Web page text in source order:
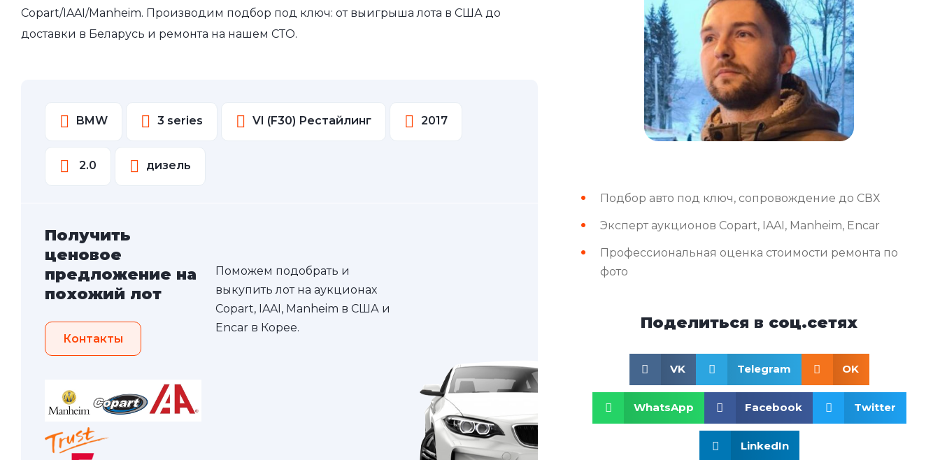
Copart/IAAI/Manheim. Производим подбор под ключ: от выигрыша лота в США до
доставки в Беларусь и ремонта на нашем СТО.
BMW 3 series VI (F30) Рестайлинг 2017
2.0 дизель
Получить
ценовое
предложение на
похожий лот
Контакты
Поможем подобрать и
выкупить лот на аукционах
Copart, IAAI, Manheim в США и
Encar в Корее.
Подбор авто под ключ, сопровождение до СВХ
Эксперт аукционов Copart, IAAI, Manheim, Encar
Профессиональная оценка стоимости ремонта по
фото
Поделиться в соц.сетях
VK Telegram OK
WhatsApp Facebook Twitter
LinkedIn